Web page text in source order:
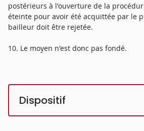
postérieurs à l'ouverture de la
éteinte pour avoir été acquittée par le
bailleur doit être rejetée.
10. Le moyen n'est donc pas fondé.
Dispositif